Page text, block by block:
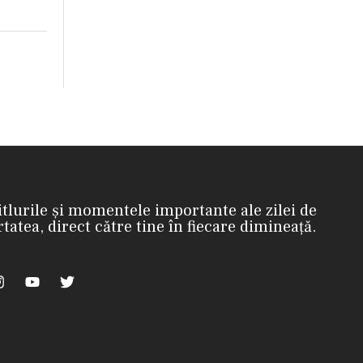
și momentele importante ale zilei de
direct către tine în fiecare dimineață.